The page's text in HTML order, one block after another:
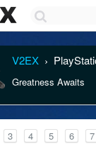
V2EX ›
Greatness Awaits
3 4 5 6 7